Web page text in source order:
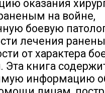
оказания
на войне,
боевую
лечения
от характера
Эта книга
информацию